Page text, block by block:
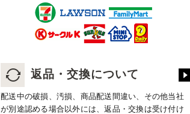
返品・交換について
配送中の破損、汚損、商品配送間違い、その他当社
が別途認める場合以外には、返品・交換は受け付け